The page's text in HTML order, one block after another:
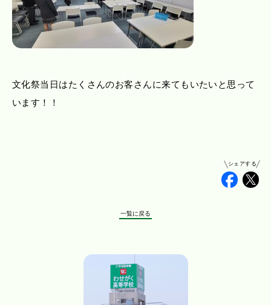
文化祭当日はたくさんのお客さんに来てもいたいと思って
います！！
シェアする
一覧に戻る